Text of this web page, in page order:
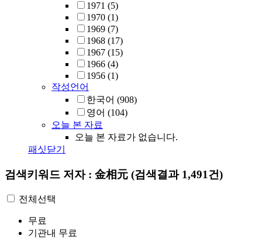
1971 (5)
1970 (1)
1969 (7)
1968 (17)
1967 (15)
1966 (4)
1956 (1)
작성언어
한국어 (908)
영어 (104)
오늘 본 자료
오늘 본 자료가 없습니다.
패싯닫기
검색키워드 저자 : 金相元 (검색결과 1,491건)
전체선택
무료
기관내 무료